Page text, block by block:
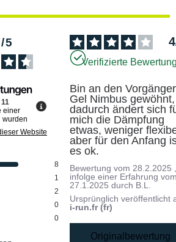
/5
11
einer
wurden
Website
8
1
2
0
0
4
Verifizierte
Bin an den Vorgänger
Gel Nimbus gewöhnt,
dadurch ändert sich
mich die Dämpfung
etwas, weniger
aber für den Anfang
es ok.
Bewertung vom 28.2.2025
infolge einer Erfahrung
27.1.2025 durch B.L.
Ursprünglich veröffentlicht
i-run.fr (fr)
Originalbewertung